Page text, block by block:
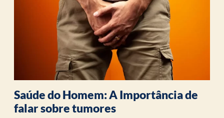
Saúde do Homem: A Importância de
falar sobre tumores